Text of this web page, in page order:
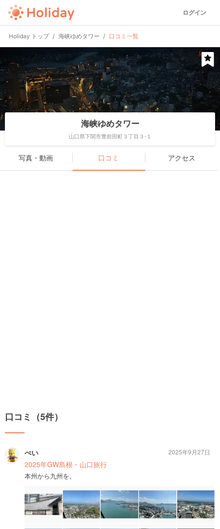
ログイン
Holiday トップ 海峡ゆめタワー 口コミ一覧
海峡ゆめタワー
山口県下関市豊前田町３丁目３-１
写真・動画 口コミ アクセス
口コミ（5件）
ぺい
2025年GW島根・山口旅行
本州から九州を。
2025年9月27日